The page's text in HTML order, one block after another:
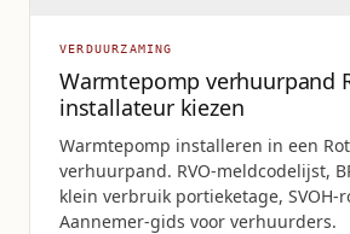
VERDUURZAMING
Warmtepomp verhuurpand
installateur kiezen
Warmtepomp installeren in een
verhuurpand. RVO-meldcodelijst,
klein verbruik portieketage, SVOH-
Aannemer-gids voor verhuurders.